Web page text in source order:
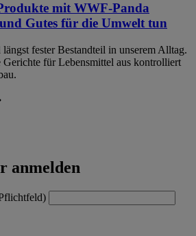
mit WWF-Panda
Gutes für die Umwelt tun
fester Bestandteil in unserem Alltag.
Gerichte für Lebensmittel aus kontrolliert
anmelden